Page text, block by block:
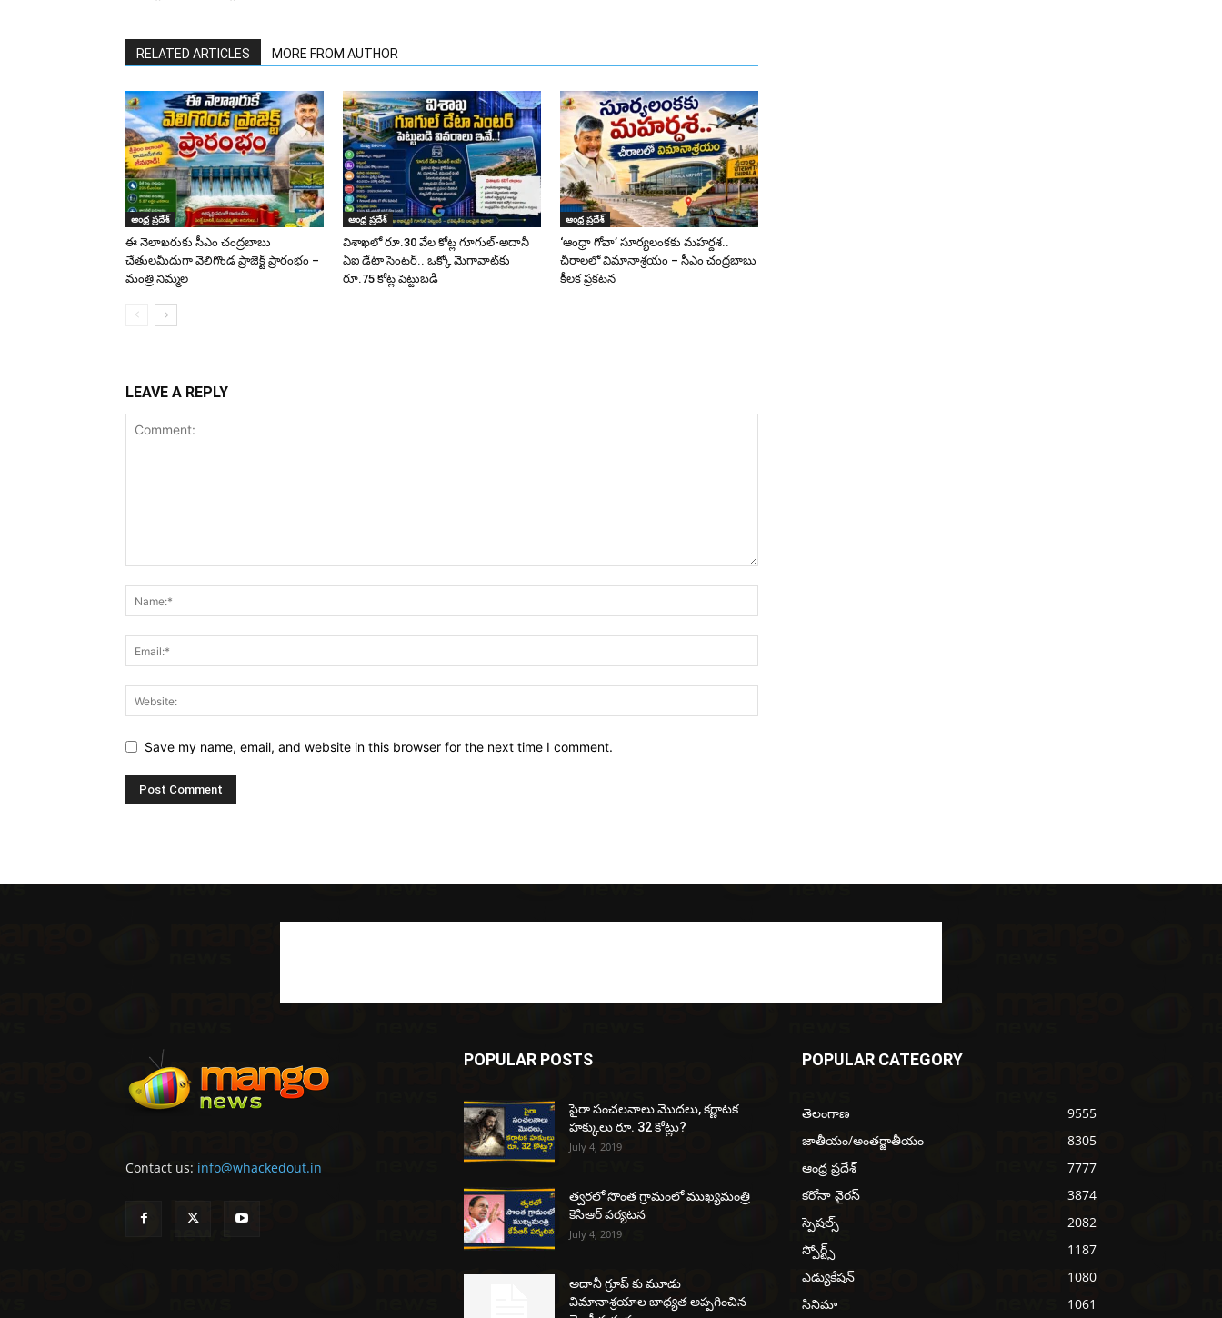
RELATED ARTICLES MORE FROM AUTHOR
ఆంధ్ర ప్రదేశ్
ఈ నెలాఖరుకు సీఎం చంద్రబాబు
చేతులమీదుగా వెలిగొండ ప్రాజెక్ట్‌ ప్రారంభం –
మంత్రి నిమ్మల
ఆంధ్ర ప్రదేశ్
విశాఖలో రూ.30 వేల కోట్ల గూగుల్-అదానీ
ఏఐ డేటా సెంటర్.. ఒక్కో మెగావాట్‌కు
రూ.75 కోట్ల పెట్టుబడి
ఆంధ్ర ప్రదేశ్
‘ఆంధ్రా గోవా’ సూర్యలంకకు మహర్దశ..
చీరాలలో విమానాశ్రయం – సీఎం చంద్రబాబు
కీలక ప్రకటన
LEAVE A REPLY
Save my name, email, and website in this browser for the next time I comment.
Contact us: info@whackedout.in
POPULAR POSTS
సైరా సంచలనాలు మొదలు, కర్ణాటక
హక్కులు రూ. 32 కోట్లు?
July 4, 2019
త్వరలో సొంత గ్రామంలో ముఖ్యమంత్రి
కెసిఆర్ పర్యటన
July 4, 2019
అదానీ గ్రూప్ కు మూడు
విమానాశ్రయాల బాధ్యత అప్పగించిన
POPULAR CATEGORY
తెలంగాణ
9555
జాతీయం/అంతర్జాతీయం
8305
ఆంధ్ర ప్రదేశ్
7777
కరోనా వైరస్
3874
స్పెషల్స్
2082
స్పోర్ట్స్
1187
ఎడ్యుకేషన్
1080
సినిమా
1061